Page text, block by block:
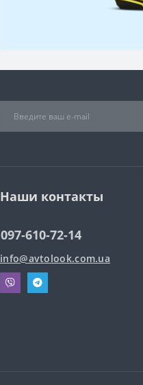
Наши контакты
097-610-72-14
info@avtolook.com.ua